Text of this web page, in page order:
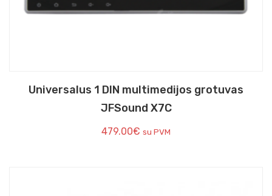
Universalus 1 DIN multimedijos grotuvas
JFSound X7C
479.00€ su PVM